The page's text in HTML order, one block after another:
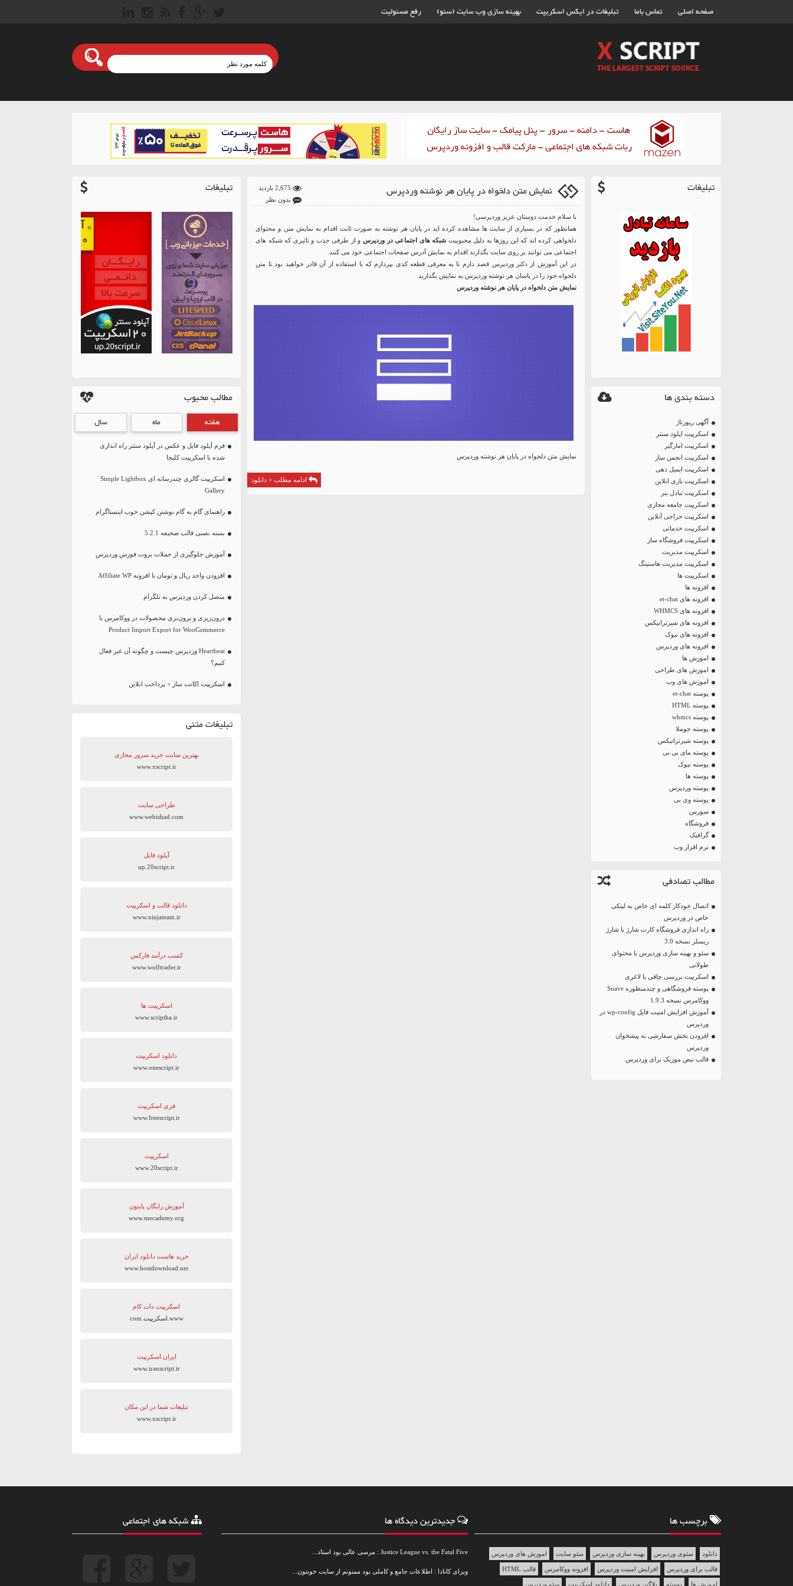
صفحه اصلی تماس باما تبلیغات در ایکس اسکریپت بهینه سازی وب سایت (سئو) رفع مسئولیت
تبلیغات
دسته بندی ها
آگهی رپورتاژ
اسکریپت اپلود سنتر
اسکریپت امارگیر
اسکریپت انجمن ساز
اسکریپت ایمیل دهی
اسکریپت بازی انلاین
اسکریپت تبادل بنر
اسکریپت جامعه مجازی
اسکریپت حراجی آنلاین
اسکریپت خدماتی
اسکریپت فروشگاه ساز
اسکریپت مدیریت
اسکریپت مدیریت هاستینگ
اسکریپت ها
افزونه ها
افزونه های et-chat
افزونه های WHMCS
افزونه های شیرترانیکس
افزونه های نیوک
افزونه های وردپرس
اموزش ها
اموزش های طراحی
اموزش های وب
پوسته et-chat
پوسته HTML
پوسته whmcs
پوسته جوملا
پوسته شیرترانیکس
پوسته مای بی بی
پوسته نیوک
پوسته ها
پوسته وردپرس
پوسته وی بی
سورس
فروشگاه
گرافیک
نرم افزار وب
مطالب تصادفی
اتصال خودکار کلمه ای خاص به لینکی
خاص در وردپرس
راه اندازی فروشگاه کارت شارژ با شارژ
ریسلر نسخه 3.0
سئو و بهینه سازی وردپرس با محتوای
طولانی
اسکریپت بررسی چاقی یا لاغری
پوسته فروشگاهی و چندمنظوره Suave
ووکامرس نسخه 1.9.3
آموزش افزایش امنیت فایل wp-config در
وردپرس
افزودن بخش سفارشی به پیشخوان
وردپرس
قالب نبض موزیک برای وردپرس
نمایش متن دلخواه در پایان هر نوشته وردپرس
بدون نظر
با سلام خدمت دوستان عزیز وردپرسی!
همانطور که در بسیاری از سایت ها مشاهده کرده اید در پایان هر نوشته به صورت ثابت اقدام به نمایش متن و محتوای
دلخواهی کرده اند که این روزها به دلیل محبوبیت شبکه های اجتماعی در وردپرس و از طرفی جذب و تاثیری که شبکه های
اجتماعی می توانند بر روی سایت بگذارند اقدام به نمایش آدرس صفحات اجتماعی خود می کنند.
در این آموزش از دکتر وردپرس قصد دارم تا به معرفی قطعه کدی بپردازم که با استفاده از آن قادر خواهید بود تا متن
دلخواه خود را در پاسان هر نوشته وردپرس به نمایش بگذارید.
نمایش متن دلخواه در پایان هر نوشته وردپرس
نمایش متن دلخواه در پایان هر نوشته وردپرس
ادامه مطلب + دانلود
تبلیغات
مطالب محبوب
هفته ماه سال
فرم آپلود فایل و عکس در آپلود سنتر راه اندازی
شده با اسکریپت کلیجا
اسکریپت گالری چندرسانه ای Simple Lightbox
Gallery
راهنمای گام به گام نوشتن کپشن خوب اینستاگرام
بسته نصبی قالب صحیفه 5.2.1
آموزش جلوگیری از حملات بروت فورس وردپرس
افزودن واحد ریال و تومان با افزونه Affiliate WP
متصل کردن وردپرس به تلگرام
درون‌ریزی و برون‌بری محصولات در ووکامرس با
Product Import Export for WooCommerce
Heartbeat وردپرس چیست و چگونه آن غیر فعال
کنیم؟
اسکریپت اکانت ساز + پرداخت انلاین
تبلیغات متنی
بهترین سایت‌ خرید سرور مجازی
www.xscript.ir
طراحی سایت
www.webishad.com
آپلود فایل
up.20script.ir
دانلود قالب و اسکریپت
www.ninjateam.ir
کسب درآمد فارکس
www.wolftrader.ir
اسکریپت ها
www.scriptha.ir
دانلود اسکریپت
www.onescript.ir
فری اسکریپت
www.freescript.ir
اسکریپت
www.20script.ir
آموزش رایگان پایتون
www.mecademy.org
خرید هاست دانلود ایران
www.hostdownload.net
اسکریپت دات کام
www.اسکریپت.com
ایران اسکریپت
www.iranscript.ir
تبلیغات شما در این مکان
www.xscript.ir
شبکه های اجتماعی جدیدترین دیدگاه ها
Justice League vs. the Fatal Five : مرسی عالی بود استاد...
ویزای کانادا : اطلاعات جامع و کاملی بود ممنونم از سایت خوبتون...
برچسب ها
دانلود سئوی وردپرس بهینه سازی وردپرس سئو سایت اموزش های وردپرس
قالب برای وردپرس افزایش امنیت وردپرس افزونه ووکامرس قالب HTML
اموزش ها پوسته پلاگین وردپرس دانلود اسکریپت سئو وردپرس